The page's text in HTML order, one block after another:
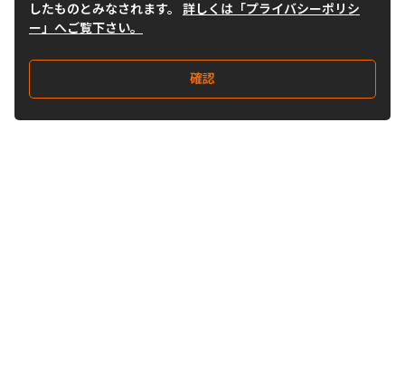
したものとみなされます。 詳しくは「プライバシーポリシ
ー」へご覧下さい。
確認